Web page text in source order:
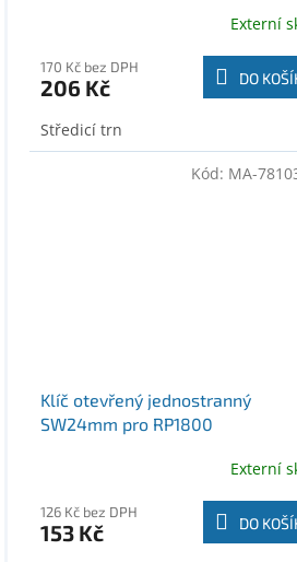
Externí
170 Kč bez DPH
206 Kč DO
Středicí trn
Klíč otevřený jednostranný
SW24mm pro RP1800
Externí
126 Kč bez DPH
153 Kč DO
Kód: MA-